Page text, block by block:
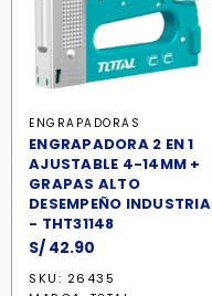
ENGRAPADORAS
ENGRAPADORA 2 EN 1
AJUSTABLE 4-14MM +
GRAPAS ALTO
DESEMPEÑO
- THT31148
S/ 42.90
SKU: 26435